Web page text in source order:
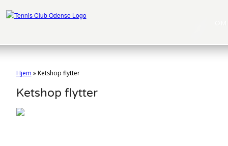
Hjem »Ketshop flytter
Ketshop flytter